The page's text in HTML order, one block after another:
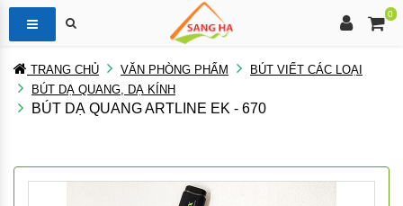
0
TRANG CHỦ VĂN PHÒNG PHẨM
BÚT VIẾT CÁC LOẠI
BÚT DẠ QUANG, DẠ KÍNH
BÚT DẠ QUANG ARTLINE EK - 670